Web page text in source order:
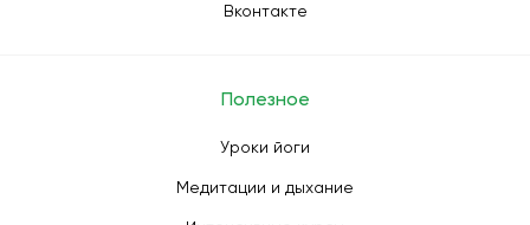
Вконтакте
Полезное
Уроки йоги
Медитации и дыхание